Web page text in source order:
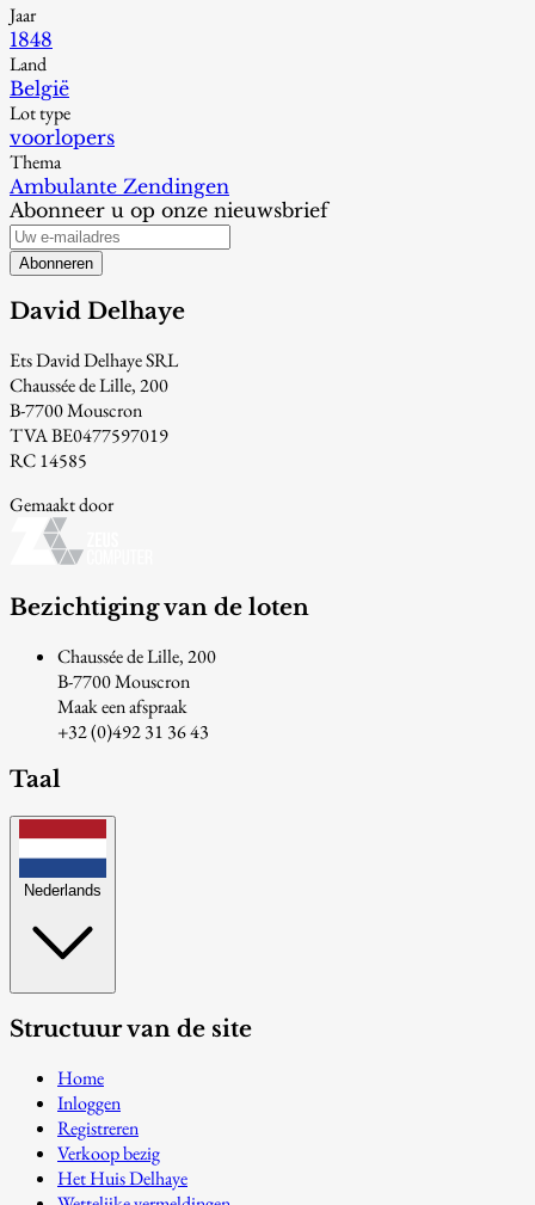
Jaar
1848
Land
België
Lot type
voorlopers
Thema
Ambulante Zendingen
Abonneer u op onze nieuwsbrief
Abonneren
David Delhaye
Ets David Delhaye SRL
Chaussée de Lille, 200
B-7700 Mouscron
TVA BE0477597019
RC 14585
Gemaakt door
Bezichtiging van de loten
Chaussée de Lille, 200
B-7700 Mouscron
Maak een afspraak
+32 (0)492 31 36 43
Taal
Nederlands
Structuur van de site
Home
Inloggen
Registreren
Verkoop bezig
Het Huis Delhaye